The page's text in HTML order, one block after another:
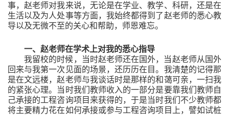
事，赵老师对我来说，无论是在学业、教学、科研，还是在
生活以及为人处事等方面，我始终都得到了赵老师的悉心教
导以及无微不至的关心和帮助，师恩难忘。
一、赵老师在学术上对我的悉心指导
我留校的时候，当时赵老师还在国外，当赵老师从国外
回来与我第一次见面的场景，还历历在目。我清楚的记得那
是在文远楼，赵老师与我谈话时是那样的和蔼可亲，一扫我
的紧张心理。当时我们教师收入的一部分是要靠我们教师自
己承接的工程咨询项目来获得的，于是当时我们不少教师都
将主要精力花在如何承接或参与工程咨询项目上，譬如试桩